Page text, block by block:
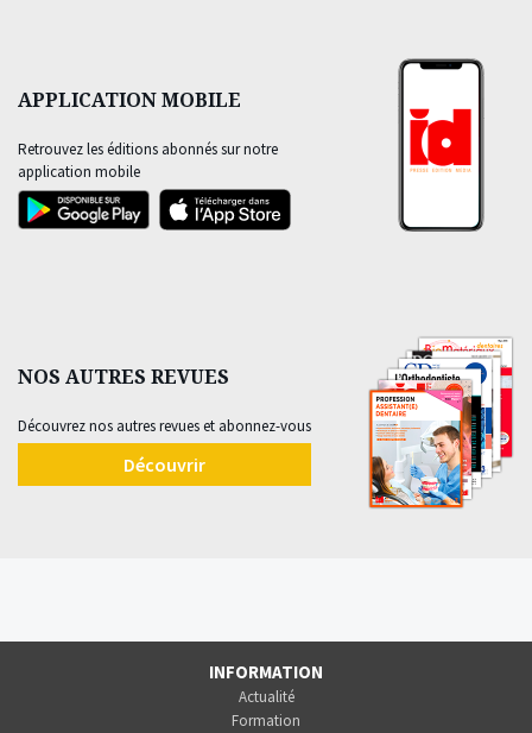
APPLICATION MOBILE
Retrouvez les éditions abonnés sur notre
application mobile
NOS AUTRES REVUES
Découvrez nos autres revues et abonnez-vous
Découvrir
INFORMATION
Actualité
Formation